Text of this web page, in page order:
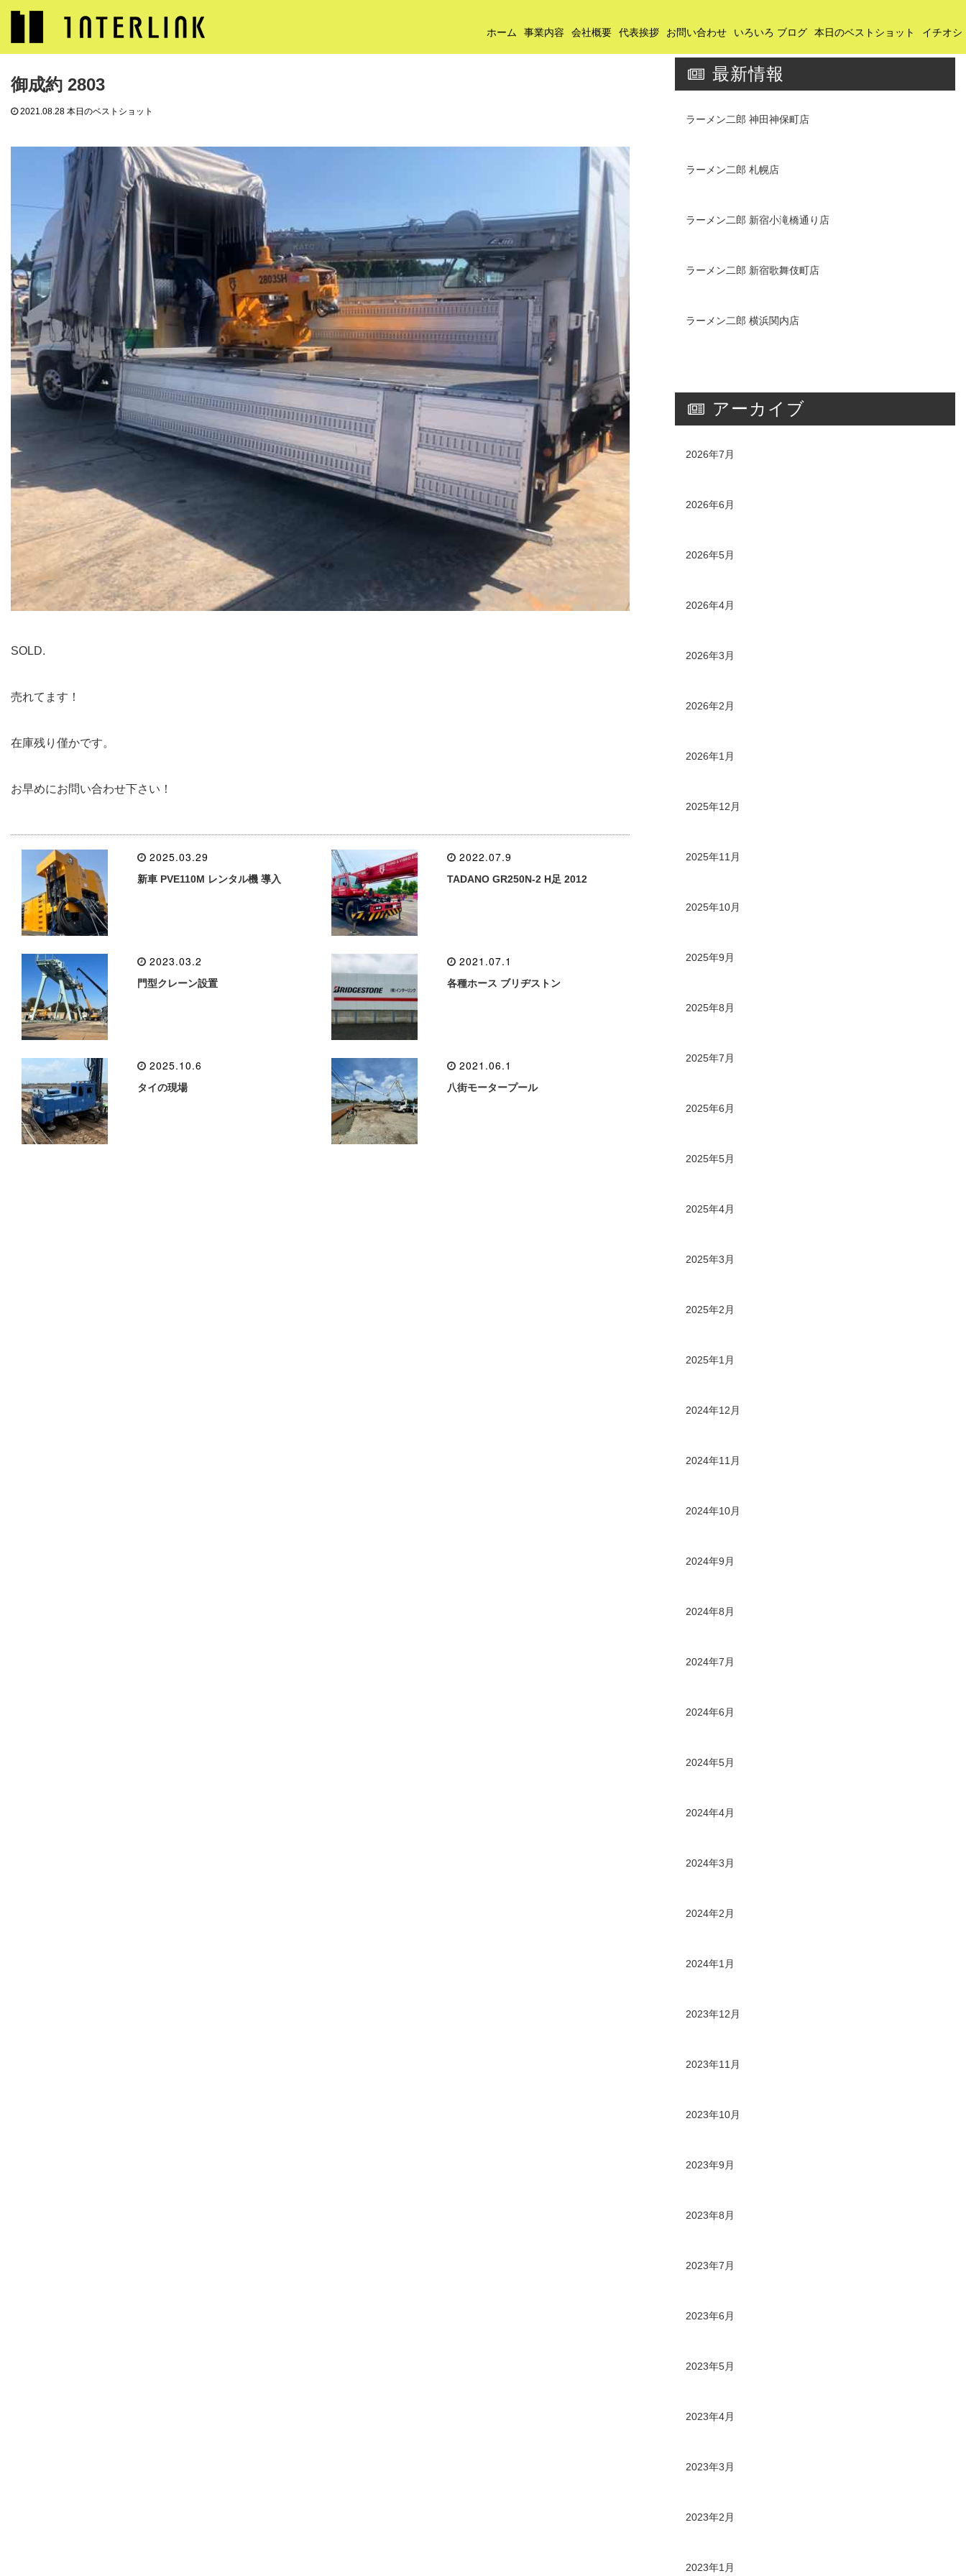
ホーム 事業内容 会社概要 代表挨拶 お問い合わせ いろいろ ブログ 本日のベストショット イチオシ
本日のベストショット 御成約 2803
御成約 2803
2021.08.28 本日のベストショット
SOLD.
売れてます！
在庫残り僅かです。
お早めにお問い合わせ下さい！
2025.03.29
新車 PVE110M レンタル機 導入
2022.07.9
TADANO GR250N-2 H足 2012
2023.03.2
門型クレーン設置
2021.07.1
各種ホース ブリヂストン
2025.10.6
タイの現場
2021.06.1
八街モータープール
最新情報
ラーメン二郎 神田神保町店
ラーメン二郎 札幌店
ラーメン二郎 新宿小滝橋通り店
ラーメン二郎 新宿歌舞伎町店
ラーメン二郎 横浜関内店
アーカイブ
2026年7月
2026年6月
2026年5月
2026年4月
2026年3月
2026年2月
2026年1月
2025年12月
2025年11月
2025年10月
2025年9月
2025年8月
2025年7月
2025年6月
2025年5月
2025年4月
2025年3月
2025年2月
2025年1月
2024年12月
2024年11月
2024年10月
2024年9月
2024年8月
2024年7月
2024年6月
2024年5月
2024年4月
2024年3月
2024年2月
2024年1月
2023年12月
2023年11月
2023年10月
2023年9月
2023年8月
2023年7月
2023年6月
2023年5月
2023年4月
2023年3月
2023年2月
2023年1月